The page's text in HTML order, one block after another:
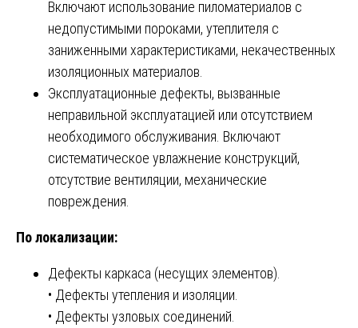
Включают использование пиломатериалов с
недопустимыми пороками, утеплителя с
заниженными характеристиками, некачественных
изоляционных материалов.
Эксплуатационные дефекты, вызванные
неправильной эксплуатацией или отсутствием
необходимого обслуживания. Включают
систематическое увлажнение конструкций,
отсутствие вентиляции, механические
повреждения.
По локализации:
Дефекты каркаса (несущих элементов).
• Дефекты утепления и изоляции.
• Дефекты узловых соединений.